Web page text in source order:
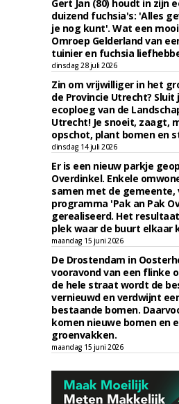
Gert Jan (80) houdt in zijn
duizend fuchsia's: 'Alles
je nog kunt'. Wat een
Omroep Gelderland van
tuinier en fuchsia
dinsdag 28 juli 2026
Zin om vrijwilliger in het
de Provincie Utrecht? Sluit
ecoploeg van de
Utrecht! Je snoeit, zaagt,
opschot, plant bomen en
dinsdag 14 juli 2026
Er is een nieuw parkje
Overdinkel. Enkele
samen met de gemeente,
programma 'Pak an Pak
gerealiseerd. Het
plek waar de buurt elkaar
maandag 15 juni 2026
De Drostendam in
vooravond van een flinke
de hele straat wordt de
vernieuwd en verdwijnt
bestaande bomen.
komen nieuwe bomen en
groenvakken.
maandag 15 juni 2026